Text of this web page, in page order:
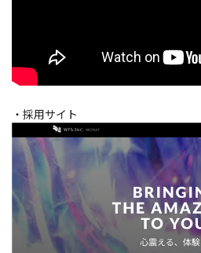
・採用サイト